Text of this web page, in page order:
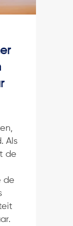
Als
de
de